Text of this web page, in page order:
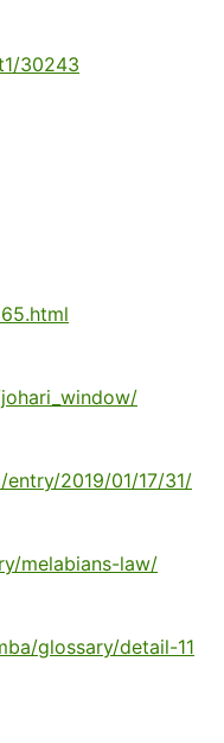
30243
2019/01/17/31/
melabians-law/
glossary/detail-11